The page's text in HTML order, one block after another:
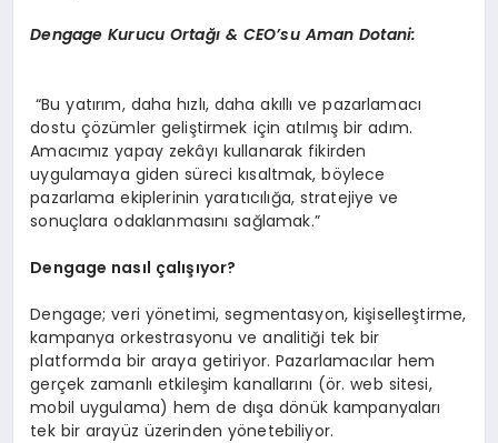
Dengage Kurucu Ortağı & CEO’su Aman Dotani:
“Bu yatırım, daha hızlı, daha akıllı ve pazarlamacı
dostu çözümler geliştirmek için atılmış bir adım.
Amacımız yapay zekâyı kullanarak fikirden
uygulamaya giden süreci kısaltmak, böylece
pazarlama ekiplerinin yaratıcılığa, stratejiye ve
sonuçlara odaklanmasını sağlamak.”
Dengage nasıl çalışıyor?
Dengage; veri yönetimi, segmentasyon, kişiselleştirme,
kampanya orkestrasyonu ve analitiği tek bir
platformda bir araya getiriyor. Pazarlamacılar hem
gerçek zamanlı etkileşim kanallarını (ör. web sitesi,
mobil uygulama) hem de dışa dönük kampanyaları
tek bir arayüz üzerinden yönetebiliyor.